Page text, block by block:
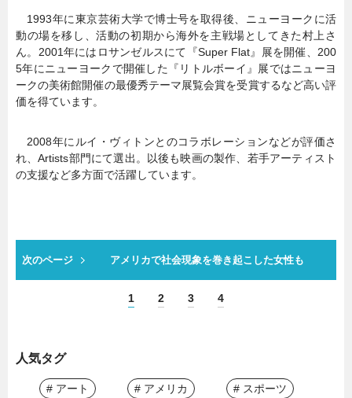
1993年に東京芸術大学で博士号を取得後、ニューヨークに活
動の場を移し、活動の初期から海外を主戦場としてきた村上さ
ん。2001年にはロサンゼルスにて『Super Flat』展を開催、200
5年にニューヨークで開催した『リトルボーイ』展ではニューヨ
ークの美術館開催の最優秀テーマ展覧会賞を受賞するなど高い評
価を得ています。
2008年にルイ・ヴィトンとのコラボレーションなどが評価さ
れ、Artists部門にて選出。以後も映画の製作、若手アーティスト
の支援など多方面で活躍しています。
次のページ アメリカで社会現象を巻き起こした女性も
1 2 3 4
人気タグ
# アート # アメリカ # スポーツ